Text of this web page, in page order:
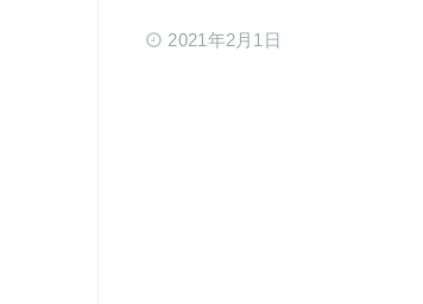
2021年2月1日